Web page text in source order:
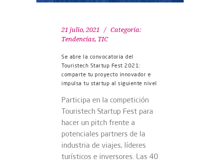
21 julio, 2021
Categoría:
Tendencias, TIC
Se abre la convocatoria del
Touristech Startup Fest 2021:
comparte tu proyecto innovador e
impulsa tu startup al siguiente nivel
Participa en la competición
Touristech Startup Fest para
hacer un pitch frente a
potenciales partners de la
industria de viajes, líderes
turísticos e inversores. Las 40